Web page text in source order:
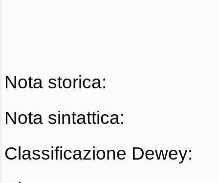
Nota storica:
Nota sintattica:
Classificazione Dewey: